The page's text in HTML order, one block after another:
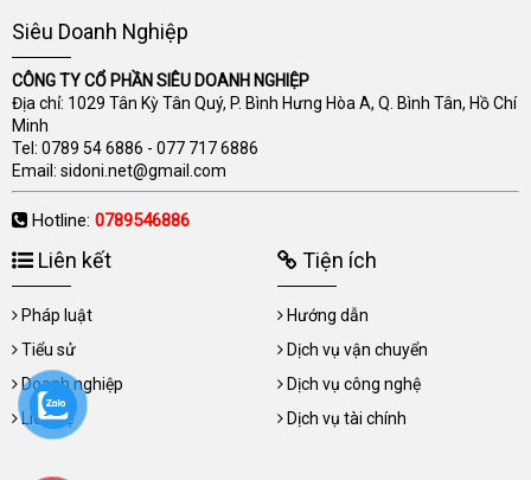
Siêu Doanh Nghiệp
CÔNG TY CỔ PHẦN SIÊU DOANH NGHIỆP
Địa chỉ: 1029 Tân Kỳ Tân Quý, P. Bình Hưng Hòa A, Q. Bình Tân, Hồ Chí
Minh
Tel: 0789 54 6886 - 077 717 6886
Email: sidoni.net@gmail.com
Hotline: 0789546886
Liên kết
Pháp luật
Tiểu sử
Doanh nghiệp
Liên hệ
Tiện ích
Hướng dẫn
Dịch vụ vận chuyển
Dịch vụ công nghệ
Dịch vụ tài chính